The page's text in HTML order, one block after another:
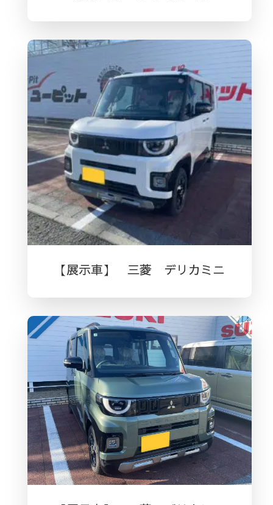
【展示車】 三菱 デリカミニ